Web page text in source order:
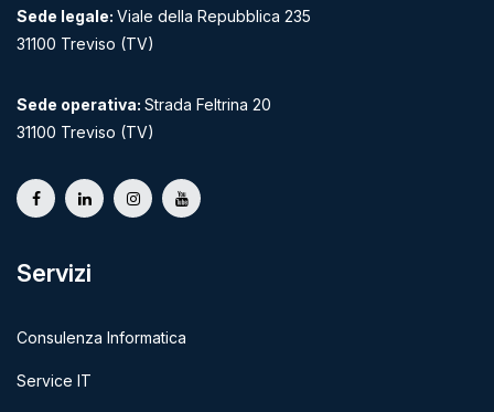
Sede legale: Viale della Repubblica 235
31100 Treviso (TV)
Sede operativa: Strada Feltrina 20
31100 Treviso (TV)
Servizi
Consulenza Informatica
Service IT